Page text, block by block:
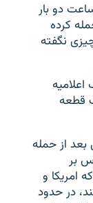
مقامات لبنان، اسرائیل در کمتر از ۱۲ ساعت دو بار
کرده
نگفته
قطعه
بعد از حمله
حماس بر
امریکا و
در حدود